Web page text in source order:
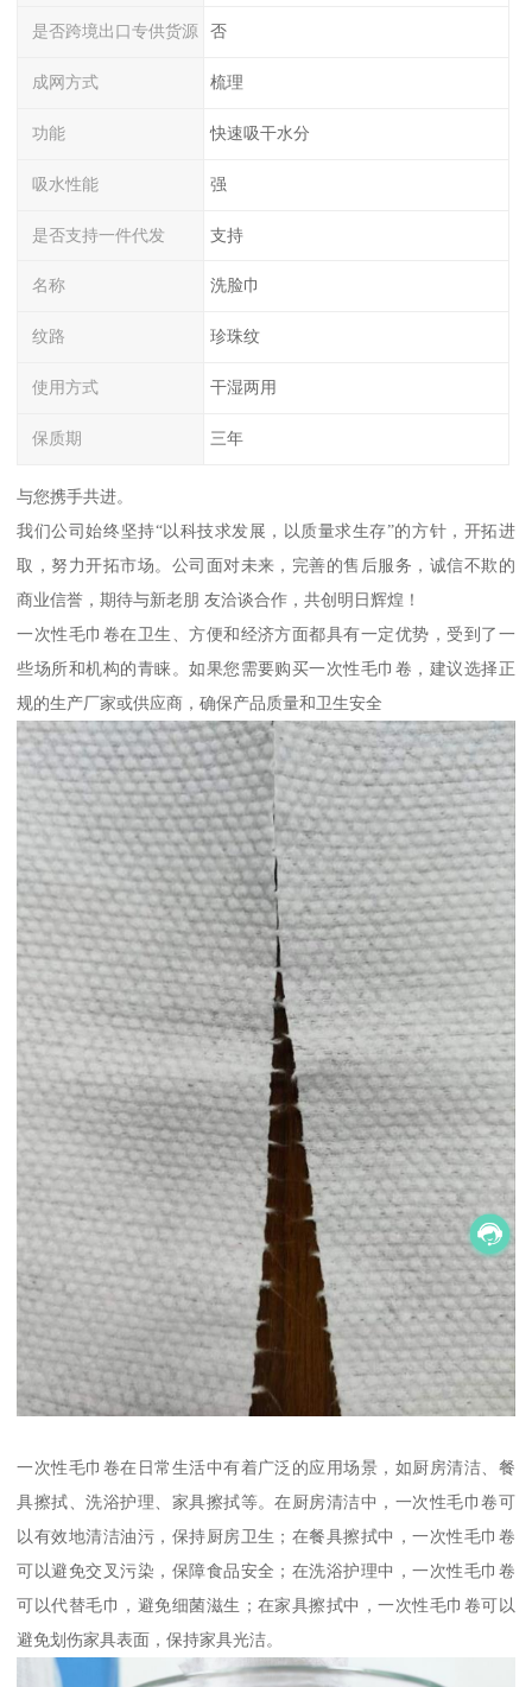
是否跨境出口专供货源 否
成网方式 梳理
功能 快速吸干水分
吸水性能 强
是否支持一件代发 支持
名称 洗脸巾
纹路 珍珠纹
使用方式 干湿两用
保质期 三年
与您携手共进。
我们公司始终坚持“以科技求发展，以质量求生存”的方针，开拓进
取，努力开拓市场。公司面对未来，完善的售后服务，诚信不欺的
商业信誉，期待与新老朋 友洽谈合作，共创明日辉煌！
一次性毛巾卷在卫生、方便和经济方面都具有一定优势，受到了一
些场所和机构的青睐。如果您需要购买一次性毛巾卷，建议选择正
规的生产厂家或供应商，确保产品质量和卫生安全
一次性毛巾卷在日常生活中有着广泛的应用场景，如厨房清洁、餐
具擦拭、洗浴护理、家具擦拭等。在厨房清洁中，一次性毛巾卷可
以有效地清洁油污，保持厨房卫生；在餐具擦拭中，一次性毛巾卷
可以避免交叉污染，保障食品安全；在洗浴护理中，一次性毛巾卷
可以代替毛巾，避免细菌滋生；在家具擦拭中，一次性毛巾卷可以
避免划伤家具表面，保持家具光洁。